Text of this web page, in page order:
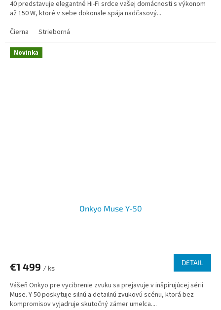
40 predstavuje elegantné Hi-Fi srdce vašej domácnosti s výkonom
až 150 W, ktoré v sebe dokonale spája nadčasový...
Čierna
Strieborná
Novinka
Onkyo Muse Y-50
€1 499 / ks
DETAIL
Vášeň Onkyo pre vycibrenie zvuku sa prejavuje v inšpirujúcej sérii
Muse. Y-50 poskytuje silnú a detailnú zvukovú scénu, ktorá bez
kompromisov vyjadruje skutočný zámer umelca....